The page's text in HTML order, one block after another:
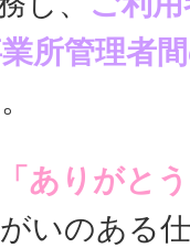
所管理者
「ありがと
いのある